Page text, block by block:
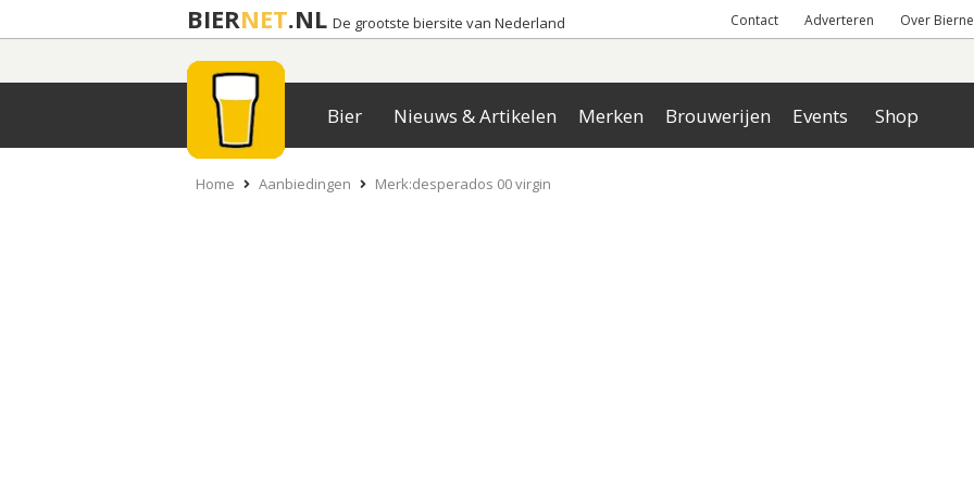
BIERNET.NL De grootste biersite van Nederland Contact Adverteren Over
Bier Nieuws & Artikelen Merken Brouwerijen Events Shop
Home Aanbiedingen Merk:desperados 00 virgin